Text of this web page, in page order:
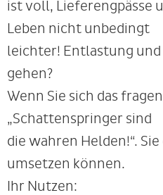
ist voll, Lieferengpässe
Leben nicht unbedingt
leichter! Entlastung und
gehen?
Wenn Sie sich das
„Schattenspringer sind
die wahren Helden!“.
umsetzen können.
Ihr Nutzen: